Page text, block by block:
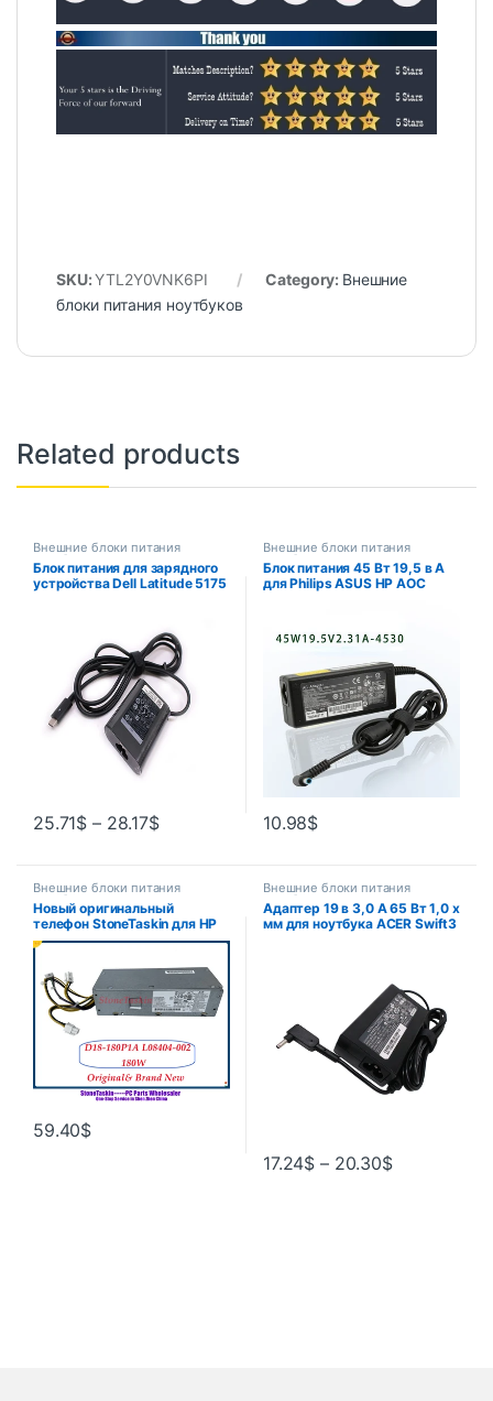
SKU:YTL2Y0VNK6PI Category: Внешние
блоки питания ноутбуков
Related products
Внешние блоки питания
ноутбуков
Блок питания для зарядного
устройства Dell Latitude 5175
25.71$ – 28.17$
Внешние блоки питания
ноутбуков
Блок питания 45 Вт 19,5 в А
для Philips ASUS HP AOC
10.98$
Внешние блоки питания
ноутбуков
Новый оригинальный
телефон StoneTaskin для HP
Prodesk 600 G3 SFF 600 G4
G5 SFF
59.40$
Внешние блоки питания
ноутбуков
Адаптер 19 в 3,0 А 65 Вт 1,0 x
мм для ноутбука ACER Swift3
17.24$ – 20.30$